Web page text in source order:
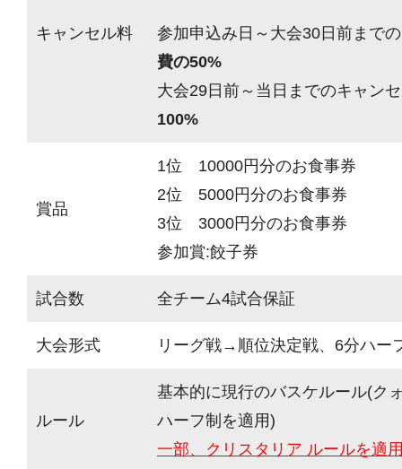
キャンセル料
参加申込み日～大会30日前まで
費の50%
大会29日前～当日までのキャン
100%
賞品
1位 10000円分のお食事券
2位 5000円分のお食事券
3位 3000円分のお食事券
参加賞:餃子券
試合数 全チーム4試合保証
大会形式 リーグ戦→順位決定戦、6分ハー
ルール
基本的に現行のバスケルール(ク
ハーフ制を適用)
一部、クリスタリア ルールを適